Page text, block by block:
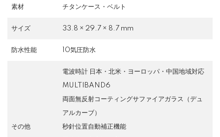
素材 チタンケース・ベルト
サイズ 33.8 × 29.7 × 8.7 mm
防水性能 10気圧防水
その他
電波時計 日本・北米・ヨーロッパ・中国地域対応
MULTIBAND6
両面無反射コーティングサファイアガラス（デュ
アルカーブ）
秒針位置自動補正機能